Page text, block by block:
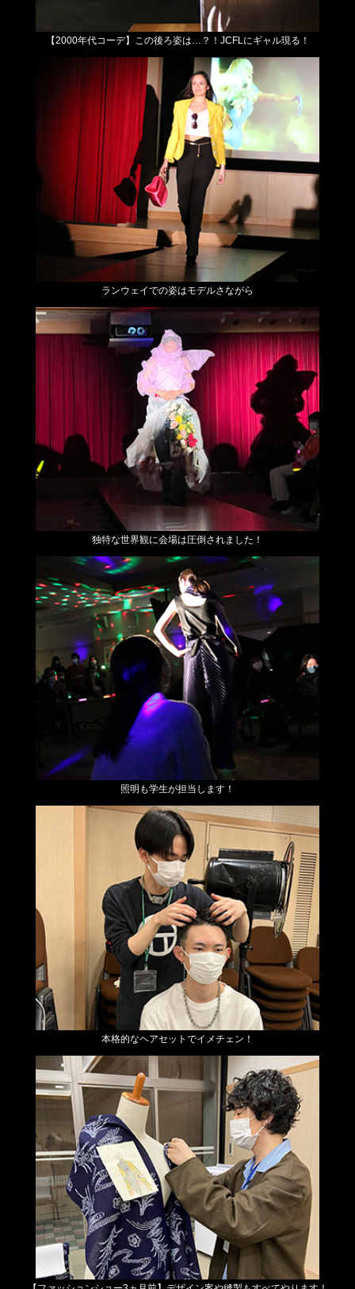
【2000年代コーデ】 この後ろ姿は…？！JCFLにギャル現る！
ランウェイでの姿はモデルさながら
独特な世界観に会場は圧倒されました！
照明も学生が担当します！
本格的なヘアセットでイメチェン！